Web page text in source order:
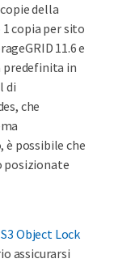
della
copia per sito
11.6 e
predefinita in
di
che
è possibile che
posizionate
Object Lock
assicurarsi